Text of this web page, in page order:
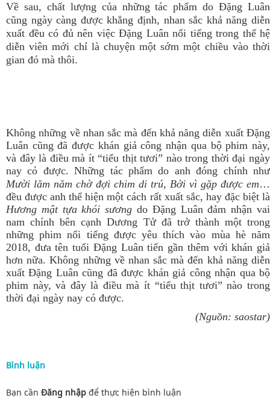
Về sau, chất lượng của những tác phẩm do Đặng Luân
cũng ngày càng được khẳng định, nhan sắc khả năng diễn
xuất đều có đủ nên việc Đặng Luân nổi tiếng trong thế hệ
diễn viên mới chỉ là chuyện một sớm một chiều vào thời
gian đó mà thôi.
Không những về nhan sắc mà đến khả năng diễn xuất Đặng
Luân cũng đã được khán giả công nhận qua bộ phim này,
và đây là điều mà ít “tiểu thịt tươi” nào trong thời đại ngày
nay có được. Những tác phẩm do anh đóng chính như
Mười lăm năm chờ đợi chim di trú, Bởi vì gặp được em…
đều được anh thể hiện một cách rất xuất sắc, hay đặc biệt là
Hương mật tựa khói sương do Đặng Luân đảm nhận vai
nam chính bên cạnh Dương Tử đã trở thành một trong
những phim nổi tiếng được yêu thích vào mùa hè năm
2018, đưa tên tuổi Đặng Luân tiến gần thêm với khán giả
hơn nữa. Không những về nhan sắc mà đến khả năng diễn
xuất Đặng Luân cũng đã được khán giả công nhận qua bộ
phim này, và đây là điều mà ít “tiểu thịt tươi” nào trong
thời đại ngày nay có được.
(Nguồn: saostar)
Bình luận
Bạn cần Đăng nhập để thực hiện bình luận